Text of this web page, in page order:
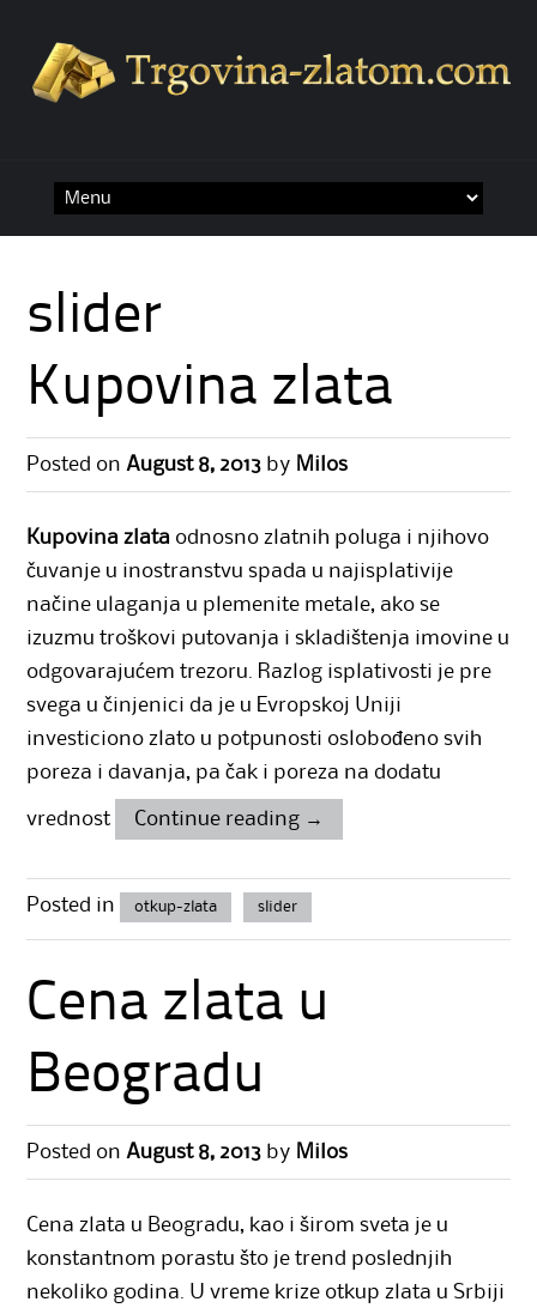
slider
Kupovina zlata
Posted on August 8, 2013 by Milos
Kupovina zlata odnosno zlatnih poluga i njihovo
čuvanje u inostranstvu spada u najisplativije
načine ulaganja u plemenite metale, ako se
izuzmu troškovi putovanja i skladištenja imovine u
odgovarajućem trezoru. Razlog isplativosti je pre
svega u činjenici da je u Evropskoj Uniji
investiciono zlato u potpunosti oslobođeno svih
poreza i davanja, pa čak i poreza na dodatu
vrednost Continue reading →
Posted in otkup-zlata slider
Cena zlata u
Beogradu
Posted on August 8, 2013 by Milos
Cena zlata u Beogradu, kao i širom sveta je u
konstantnom porastu što je trend poslednjih
nekoliko godina. U vreme krize otkup zlata u Srbiji